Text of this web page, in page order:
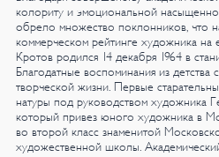
колориту и эмоциональной
обрело множество поклонников, что
коммерческом рейтинге художника на
Кротов родился 14 декабря 1964 в
Благодатные воспоминания из детства
творческой жизни. Первые
натуры под руководством художника
который привез юного художника в
во второй класс знаменитой
художественной школы.